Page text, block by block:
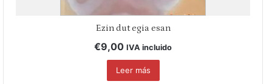
Ezin dut egia esan
€9,00 IVA incluido
Leer más